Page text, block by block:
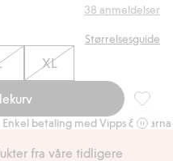
38 anmeldelser
Størrelsesguide
XL
betaling med Vipps & Klarna
fra våre tidligere